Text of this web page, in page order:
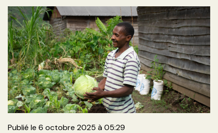
Publié le 6 octobre 2025 à 05:29